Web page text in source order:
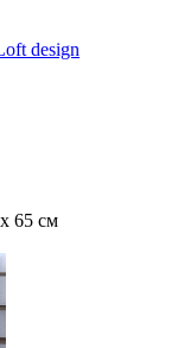
design
65 см